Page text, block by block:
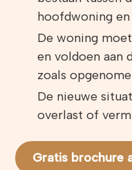
hoofdwoning
De woning
en voldoen aan
zoals
De nieuwe
overlast of
Gratis brochure